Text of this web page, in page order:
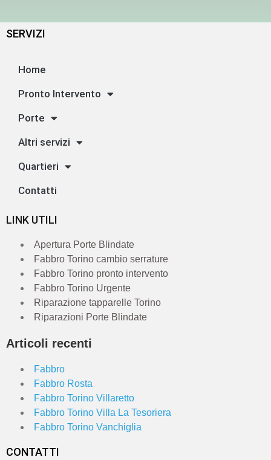
SERVIZI
Home
Pronto Intervento
Porte
Altri servizi
Quartieri
Contatti
LINK UTILI
Apertura Porte Blindate
Fabbro Torino cambio serrature
Fabbro Torino pronto intervento
Fabbro Torino Urgente
Riparazione tapparelle Torino
Riparazioni Porte Blindate
Articoli recenti
Fabbro
Fabbro Rosta
Fabbro Torino Villaretto
Fabbro Torino Villa La Tesoriera
Fabbro Torino Vanchiglia
CONTATTI